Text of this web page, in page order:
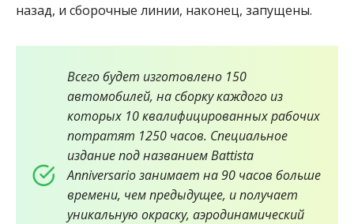
назад, и сборочные линии, наконец, запущены.
Всего будет изготовлено 150
автомобилей, на сборку каждого из
которых 10 квалифицированных рабочих
потратят 1250 часов. Специальное
издание под названием Battista
Anniversario занимает на 90 часов больше
времени, чем предыдущее, и получает
уникальную окраску, аэродинамический